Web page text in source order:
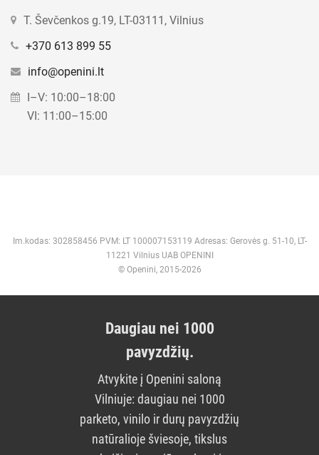
T. Ševčenkos g.19, LT-03111, Vilnius
+370 613 899 55
info@openini.lt
I–V: 10:00–18:00
VI: 11:00–15:00
Im.kodas: 302858456 PVM: LT 100007153119 Adresas: Gerovės g. 51-10, LT-
11221 Vilnius UAB OPENINI
© Openini, 2015-2026
Daugiau nei 1000
pavyzdžių.
Atvykite į Openini saloną
Vilniuje: daugiau nei 1000
parketo, vinilo ir durų pavyzdžių
natūralioje šviesoje, tikslus